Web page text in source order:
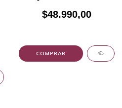
$48.990,00